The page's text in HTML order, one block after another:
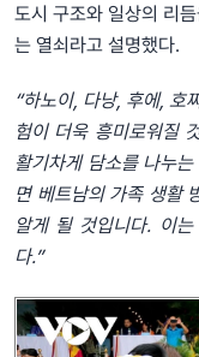
도시 구조와 일상의 리
는 열쇠라고 설명했다.
“하노이, 다낭, 후에, 호
험이 더욱 흥미로워질
활기차게 담소를 나누
면 베트남의 가족 생활
알게 될 것입니다. 이
다.”